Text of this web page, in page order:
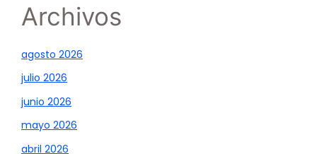
Archivos
agosto 2026
julio 2026
junio 2026
mayo 2026
abril 2026